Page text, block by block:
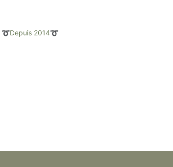
➰Depuis 2014➰